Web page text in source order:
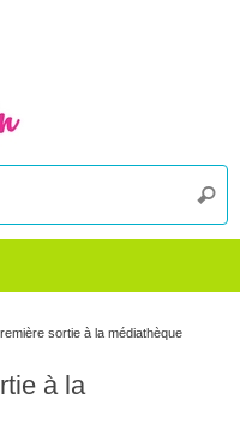
:
sortie à la médiathèque
à la